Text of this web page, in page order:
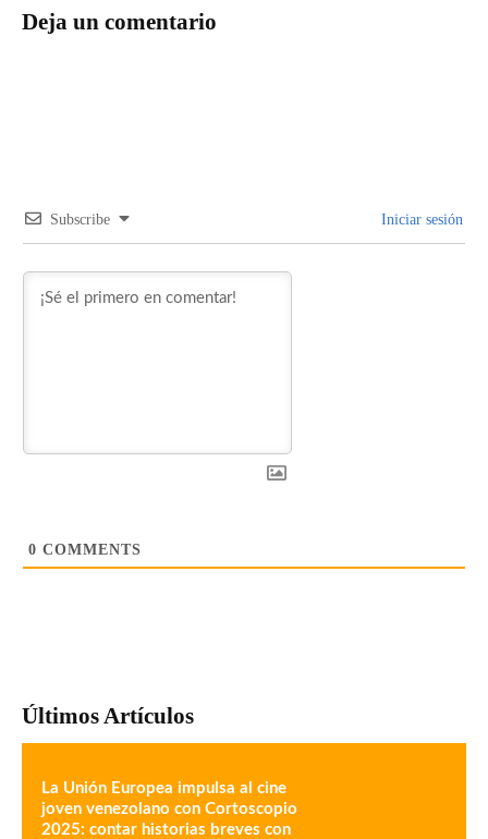
Deja un comentario
Subscribe Iniciar sesión
0 COMMENTS
Últimos Artículos
La Unión Europea impulsa al cine
joven venezolano con Cortoscopio
2025: contar historias breves con